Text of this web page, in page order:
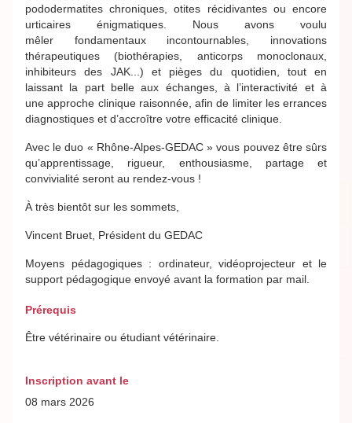
pododermatites chroniques, otites récidivantes ou encore
urticaires énigmatiques. Nous avons voulu
mêler fondamentaux incontournables, innovations
thérapeutiques (biothérapies, anticorps monoclonaux,
inhibiteurs des JAK...) et pièges du quotidien, tout en
laissant la part belle aux échanges, à l’interactivité et à
une approche clinique raisonnée, afin de limiter les errances
diagnostiques et d’accroître votre efficacité clinique.
Avec le duo « Rhône-Alpes-GEDAC » vous pouvez être sûrs
qu’apprentissage, rigueur, enthousiasme, partage et
convivialité seront au rendez-vous !
À très bientôt sur les sommets,
Vincent Bruet, Président du GEDAC
Moyens pédagogiques : ordinateur, vidéoprojecteur et le
support pédagogique envoyé avant la formation par mail.
Prérequis
Être vétérinaire ou étudiant vétérinaire.
Inscription avant le
08 mars 2026